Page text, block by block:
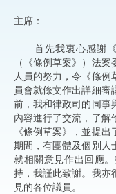
主席：
首先我衷心感謝《
（《條例草案》）法
人員的努力，令《條
員會就條文作出詳細
前，我和律政司的同事
內容進行了交流，了解
《條例草案》，並提
期間，有團體及個別人
就相關意見作出回應
持，我謹此致謝。我亦
見的各位議員。